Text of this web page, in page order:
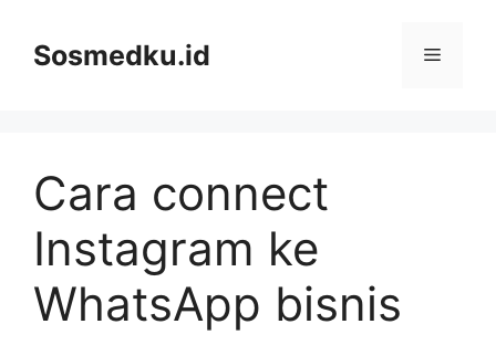
contentSosmedku.id Menu
Cara connect
Instagram ke
WhatsApp bisnis